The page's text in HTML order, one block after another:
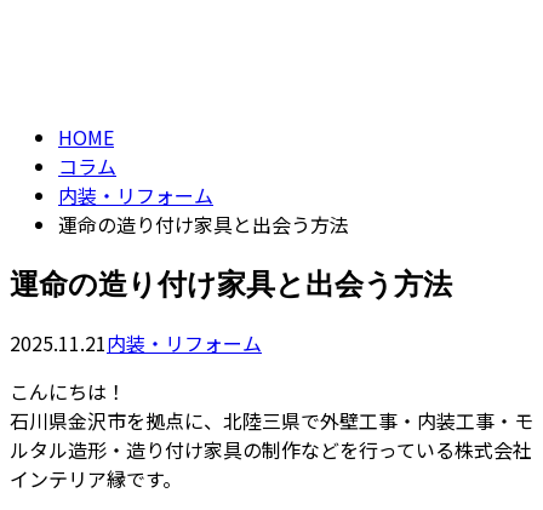
HOME
コラム
内装・リフォーム
運命の造り付け家具と出会う方法
運命の造り付け家具と出会う方法
2025.11.21内装・リフォーム
こんにちは！
石川県金沢市を拠点に、北陸三県で外壁工事・内装工事・モ
ルタル造形・造り付け家具の制作などを行っている株式会社
インテリア縁です。